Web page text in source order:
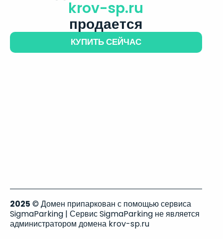
krov-sp.ru
продается
КУПИТЬ СЕЙЧАС
2025 © Домен припаркован с помощью сервиса
SigmaParking | Сервис SigmaParking не является
администратором домена krov-sp.ru